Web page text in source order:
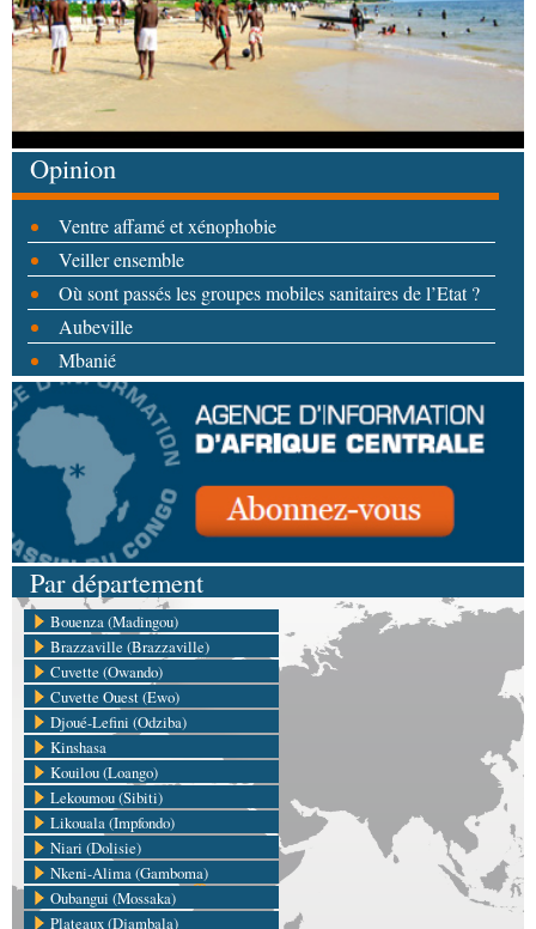
Opinion
Ventre affamé et xénophobie
Veiller ensemble
Où sont passés les groupes mobiles sanitaires de l’Etat ?
Aubeville
Mbanié
Par département
Bouenza (Madingou)
Brazzaville (Brazzaville)
Cuvette (Owando)
Cuvette Ouest (Ewo)
Djoué-Lefini (Odziba)
Kinshasa
Kouilou (Loango)
Lekoumou (Sibiti)
Likouala (Impfondo)
Niari (Dolisie)
Nkeni-Alima (Gamboma)
Oubangui (Mossaka)
Plateaux (Djambala)